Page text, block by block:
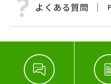
よくある質問